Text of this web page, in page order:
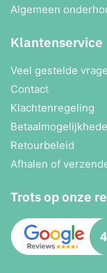
Algemeen
Klantenservice
Veel gestelde
Contact
Klachtenregeling
Retourbeleid
Afhalen of
Trots op onze